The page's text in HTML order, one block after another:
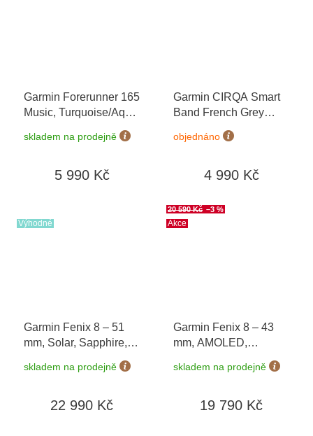
Garmin Forerunner 165
Music, Turquoise/Aqua
možnost výměny do 90
skladem na prodejně
5 990 Kč
Garmin CIRQA Smart
Band French Grey
L/XL 010-04675-01
objednáno
4 990 Kč
Výhodné
Garmin Fenix 8 – 51
mm, Solar, Sapphire,
Yellow/Graphite 010-
skladem na prodejně
22 990 Kč
Akce
20 590 Kč –3 %
Garmin Fenix 8 – 43
mm, AMOLED,
Sapphire, Carbon grey
DLC titanium, Black /
02903-21
skladem na prodejně
19 790 Kč